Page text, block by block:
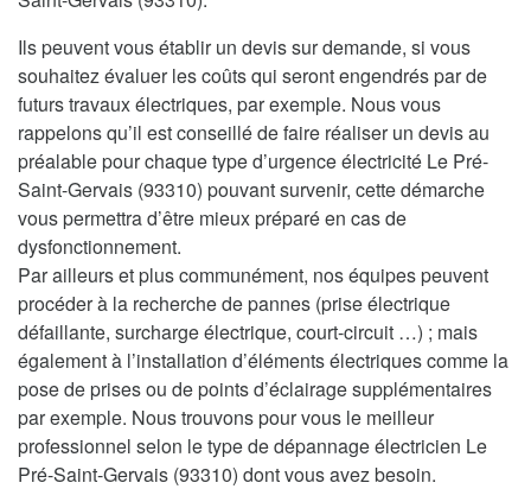
Ils peuvent vous établir un devis sur demande, si vous
souhaitez évaluer les coûts qui seront engendrés par de
futurs travaux électriques, par exemple. Nous vous
rappelons qu’il est conseillé de faire réaliser un devis au
préalable pour chaque type d’urgence électricité Le Pré-
Saint-Gervais (93310) pouvant survenir, cette démarche
vous permettra d’être mieux préparé en cas de
dysfonctionnement.
Par ailleurs et plus communément, nos équipes peuvent
procéder à la recherche de pannes (prise électrique
défaillante, surcharge électrique, court-circuit …) ; mais
également à l’installation d’éléments électriques comme la
pose de prises ou de points d’éclairage supplémentaires
par exemple. Nous trouvons pour vous le meilleur
professionnel selon le type de dépannage électricien Le
Pré-Saint-Gervais (93310) dont vous avez besoin.